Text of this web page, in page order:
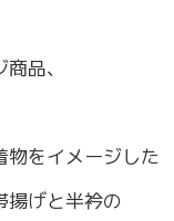
研究会
新潟国際
品、
物をイメージした
揚げと半衿の